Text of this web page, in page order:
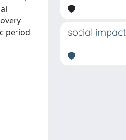
period.
social impact